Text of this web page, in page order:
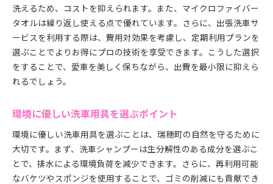
洗えるため、コストを抑えられます。また、マイクロファイバー
タオルは繰り返し使える点で優れています。さらに、出張洗車サ
ービスを利用する際は、費用対効果を考慮し、定期利用プランを
選ぶことでよりお得にプロの技術を享受できます。こうした選択
をすることで、愛車を美しく保ちながら、出費を最小限に抑えら
れるでしょう。
環境に優しい洗車用具を選ぶポイント
環境に優しい洗車用具を選ぶことは、瑞穂町の自然を守るために
大切です。まず、洗車シャンプーは生分解性のある成分を選ぶこ
とで、排水による環境負荷を減少できます。さらに、再利用可能
なバケツやスポンジを使用することで、ゴミの削減にも貢献でき